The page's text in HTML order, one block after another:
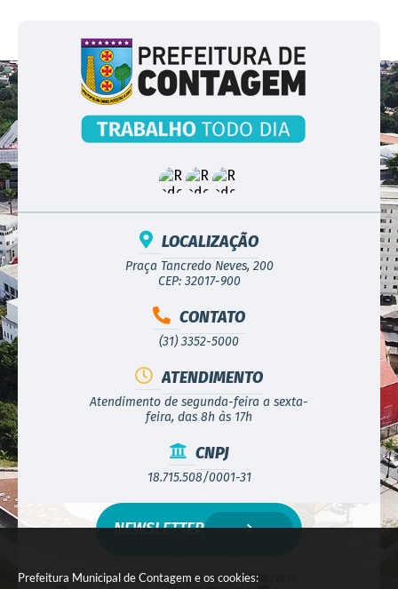
Prefeitura Municipal de Contagem e os cookies:
LOCALIZAÇÃO
Praça Tancredo Neves, 200
CEP: 32017-900
CONTATO
(31) 3352-5000
ATENDIMENTO
Atendimento de segunda-feira a sexta-
feira, das 8h às 17h
CNPJ
18.715.508/0001-31
Versão do Sistema:3.5.3 - 19/06/2026
NEWSLETTER